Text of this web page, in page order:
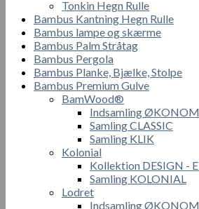
Tonkin Hegn Rulle
Bambus Kantning Hegn Rulle
Bambus lampe og skærme
Bambus Palm Stråtag
Bambus Pergola
Bambus Planke, Bjælke, Stolpe
Bambus Premium Gulve
BamWood®
Indsamling
Samling CLASSIC
Samling KLIK
Kolonial
Kollektion DESIGN -
Samling KOLONIAL
Lodret
Indsamling